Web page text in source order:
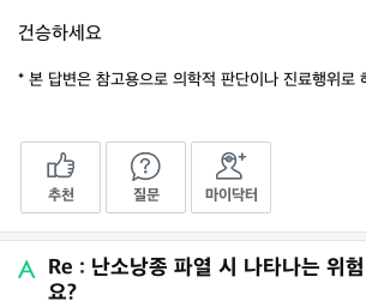
건승하세요
* 본 답변은 참고용으로 의학적 판단이나 진료행위로
추천 질문 마이닥터
Re : 난소낭종 파열 시 나타나는 위
요?